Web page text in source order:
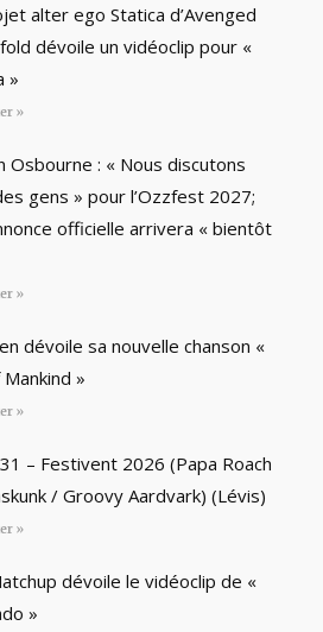
alter ego Statica d’Avenged
dévoile un vidéoclip pour «
»
»
Osbourne : « Nous discutons
gens » pour l’Ozzfest 2027;
officielle arrivera « bientôt
»
dévoile sa nouvelle chanson «
»
»
– Festivent 2026 (Papa Roach
/ Groovy Aardvark) (Lévis)
»
dévoile le vidéoclip de «
»